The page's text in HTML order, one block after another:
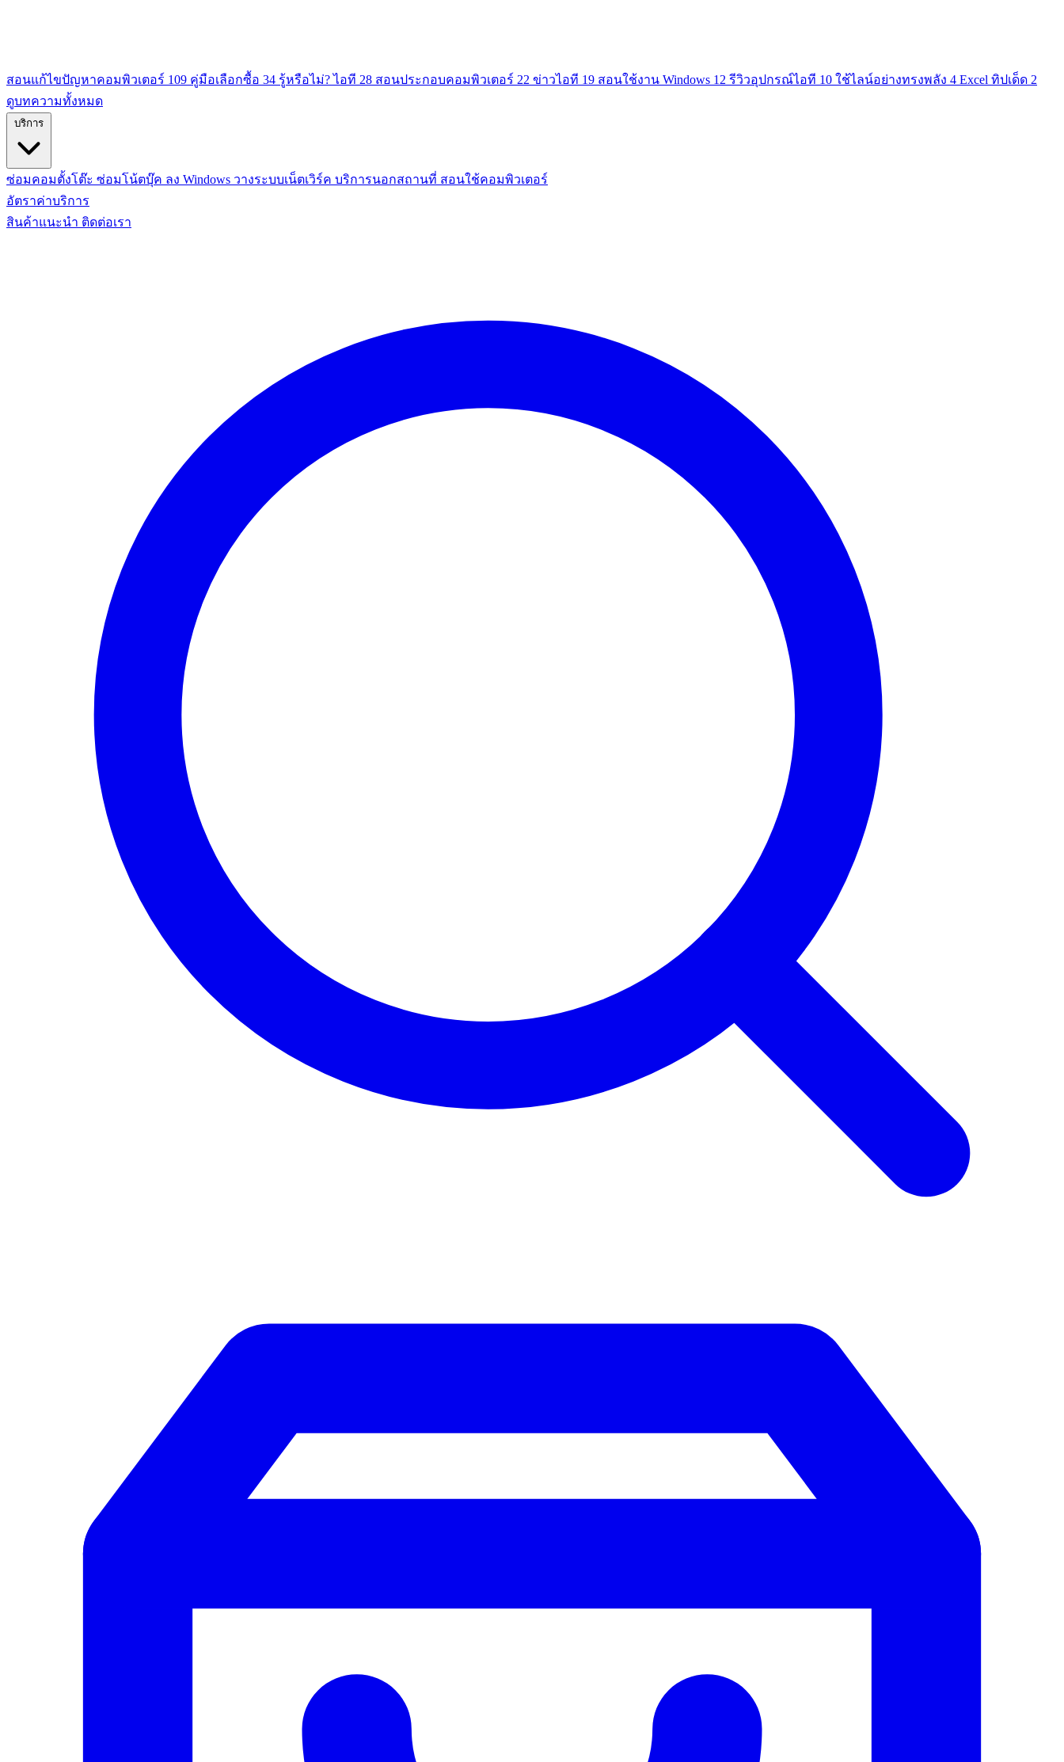
สอนแก้ไขปัญหาคอมพิวเตอร์ 109 คู่มือเลือกซื้อ 34 รู้หรือไม่? ไอที 28 สอนประกอบคอมพิวเตอร์ 22 ข่าวไอที 19 สอนใช้งาน Windows 12 รีวิวอุปกรณ์ไอที 10 ใช้ไลน์อย่างทรงพลัง 4 Excel ทิปเด็ด 2
ดูบทความทั้งหมด
ซ่อมคอมตั้งโต๊ะ ซ่อมโน้ตบุ๊ค ลง Windows วางระบบเน็ตเวิร์ค บริการนอกสถานที่ สอนใช้คอมพิวเตอร์
อัตราค่าบริการ
สินค้าแนะนำ ติดต่อเรา